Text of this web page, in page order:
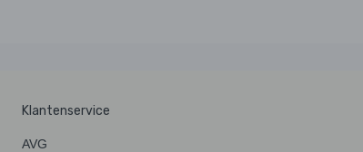
Klantenservice
AVG